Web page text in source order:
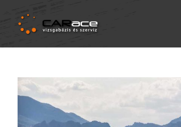
content